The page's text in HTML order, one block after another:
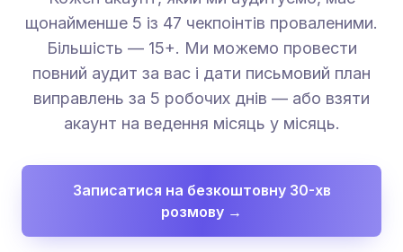
щонайменше 5 із 47 чекпоінтів проваленими.
Більшість — 15+. Ми можемо провести
повний аудит за вас і дати письмовий план
виправлень за 5 робочих днів — або взяти
акаунт на ведення місяць у місяць.
Записатися на безкоштовну 30-хв
розмову →